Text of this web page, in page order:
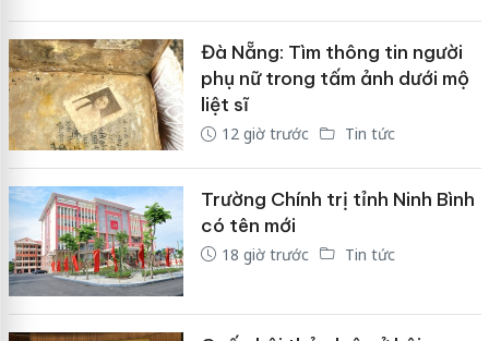
Đà Nẵng: Tìm thông tin người
phụ nữ trong tấm ảnh dưới mộ
liệt sĩ
12 giờ trước Tin tức
Trường Chính trị tỉnh Ninh Bình
có tên mới
18 giờ trước Tin tức